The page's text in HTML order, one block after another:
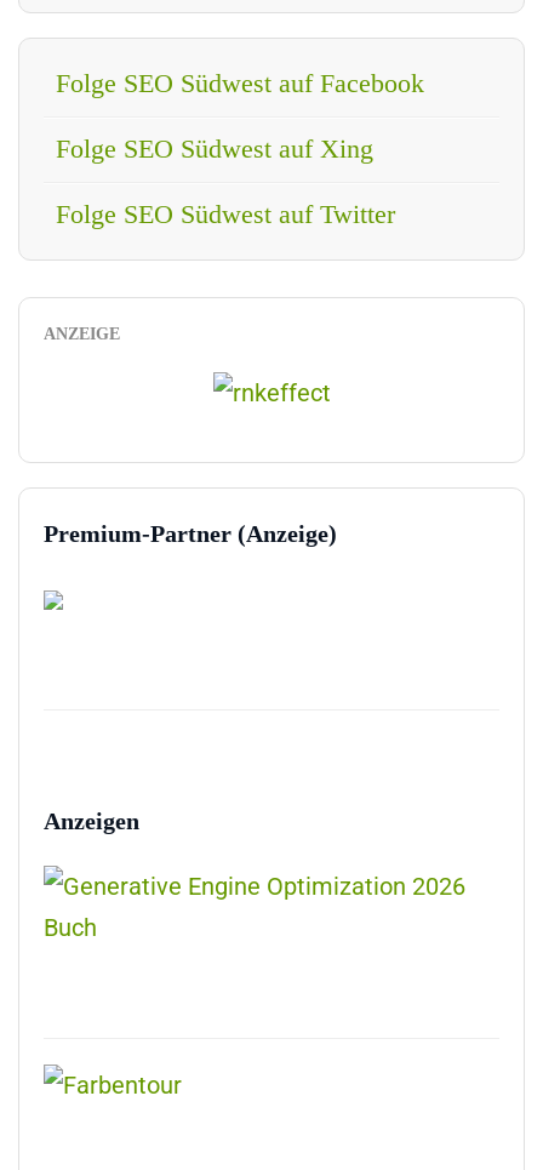
Folge SEO Südwest auf Facebook
Folge SEO Südwest auf Xing
Folge SEO Südwest auf Twitter
ANZEIGE
Premium-Partner (Anzeige)
Anzeigen